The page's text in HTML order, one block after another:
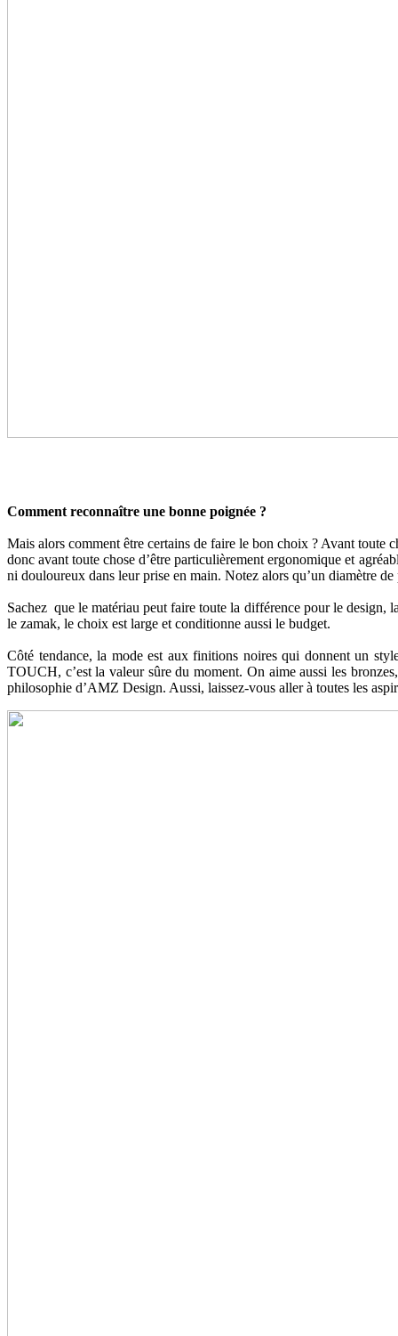
Comment reconnaître une bonne poignée ?
Mais alors comment être certains de faire le bon choix ? Avant toute
donc avant toute chose d’être particulièrement ergonomique et
ni douloureux dans leur prise en main. Notez alors qu’un diamètre
Sachez que le matériau peut faire toute la différence pour le
le zamak, le choix est large et conditionne aussi le budget.
Côté tendance, la mode est aux finitions noires qui donnent un
TOUCH, c’est la valeur sûre du moment. On aime aussi les
philosophie d’AMZ Design. Aussi, laissez-vous aller à toutes les